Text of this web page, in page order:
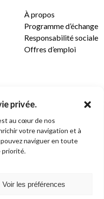
privée.
au cœur de nos
votre navigation et à
naviguer en toute
priorité.
Voir les préférences
À propos
Programme d’échange
Responsabilité sociale
Offres d’emploi